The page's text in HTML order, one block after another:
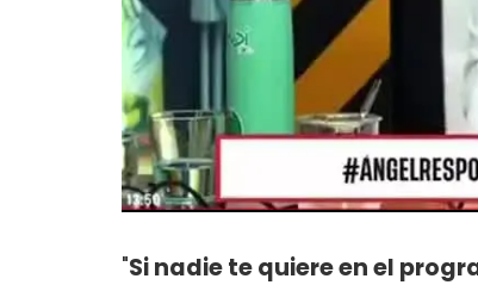
"Si nadie te quiere en el